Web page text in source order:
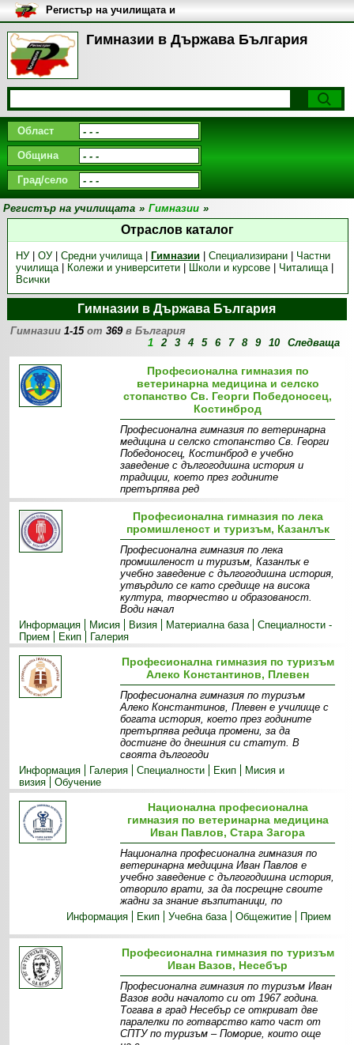
Гимназии в Държава България
Регистър на училищата и
университетите в България
Област
Община
Град/село
Регистър на училищата » Гимназии »
Отраслов каталог
НУ| ОУ| Средни училища| Гимназии| Специализирани| Частни
училища| Колежи и университети| Школи и курсове| Читалища|
Всички
Гимназии в Държава България
Гимназии1-15от369в България
1
2 3 4 5 6 7 8 9 10 Следваща
Професионална гимназия по
ветеринарна медицина и селско
стопанство Св. Георги Победоносец,
Костинброд
Професионална гимназия по ветеринарна
медицина и селско стопанство Св. Георги
Победоносец, Костинброд е учебно
заведение с дългогодишна история и
традиции, което през годините
претърпява ред
Информация
Материална база
прием
Професионална гимназия по лека
промишленост и туризъм, Казанлък
Професионална гимназия по лека
промишленост и туризъм, Казанлък е
учебно заведение с дългогодишна история,
утвърдило се като средище на висока
култура, творчество и образованост.
Води начал
Информация
Мисия Визия Материална база
Специалности -
Прием
Екип Галерия
Професионална гимназия по туризъм
Алеко Константинов, Плевен
Професионална гимназия по туризъм
Алеко Константинов, Плевен е училище с
богата история, което през годините
претърпява редица промени, за да
достигне до днешния си статут. В
своята дългогоди
Информация
Галерия Специалности Екип
Мисия и
визия
Обучение
Национална професионална
гимназия по ветеринарна медицина
Иван Павлов, Стара Загора
Национална професионална гимназия по
ветеринарна медицина Иван Павлов е
учебно заведение с дългогодишна история,
отворило врати, за да посрещне своите
жадни за знание възпитаници, по
Информация
Екип Учебна база Общежитие Прием
Професионална гимназия по туризъм
Иван Вазов, Несебър
Професионална гимназия по туризъм Иван
Вазов води началото си от 1967 година.
Тогава в град Несебър се откриват две
паралелки по готварство като част от
СПТУ по туризъм – Поморие, които още